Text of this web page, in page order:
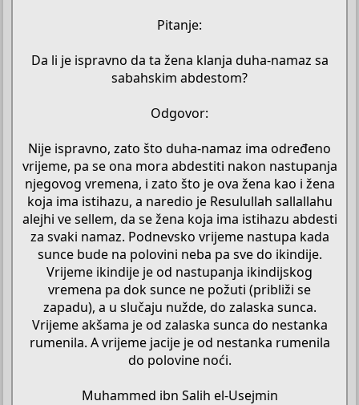
Pitanje:
Da li je ispravno da ta žena klanja duha-namaz sa
sabahskim abdestom?
Odgovor:
Nije ispravno, zato što duha-namaz ima određeno
vrijeme, pa se ona mora abdestiti nakon nastupanja
njegovog vremena, i zato što je ova žena kao i žena
koja ima istihazu, a naredio je Resulullah sallallahu
alejhi ve sellem, da se žena koja ima istihazu abdesti
za svaki namaz. Podnevsko vrijeme nastupa kada
sunce bude na polovini neba pa sve do ikindije.
Vrijeme ikindije je od nastupanja ikindijskog
vremena pa dok sunce ne požuti (približi se
zapadu), a u slučaju nužde, do zalaska sunca.
Vrijeme akšama je od zalaska sunca do nestanka
rumenila. A vrijeme jacije je od nestanka rumenila
do polovine noći.
Muhammed ibn Salih el-Usejmin​